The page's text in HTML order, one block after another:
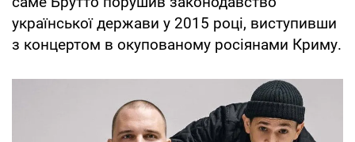
української держави у 2015 році, виступивши
з концертом в окупованому росіянами Криму.